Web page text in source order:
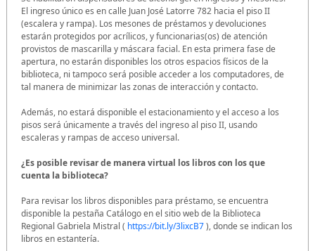
El ingreso único es en calle Juan José Latorre 782 hacia el piso II
(escalera y rampa). Los mesones de préstamos y devoluciones
estarán protegidos por acrílicos, y funcionarias(os) de atención
provistos de mascarilla y máscara facial. En esta primera fase de
apertura, no estarán disponibles los otros espacios físicos de la
biblioteca, ni tampoco será posible acceder a los computadores, de
tal manera de minimizar las zonas de interacción y contacto.
Además, no estará disponible el estacionamiento y el acceso a los
pisos será únicamente a través del ingreso al piso II, usando
escaleras y rampas de acceso universal.
¿Es posible revisar de manera virtual los libros con los que
cuenta la biblioteca?
Para revisar los libros disponibles para préstamo, se encuentra
disponible la pestaña Catálogo en el sitio web de la Biblioteca
Regional Gabriela Mistral ( https://bit.ly/3lixcB7), donde se indican los
libros en estantería.